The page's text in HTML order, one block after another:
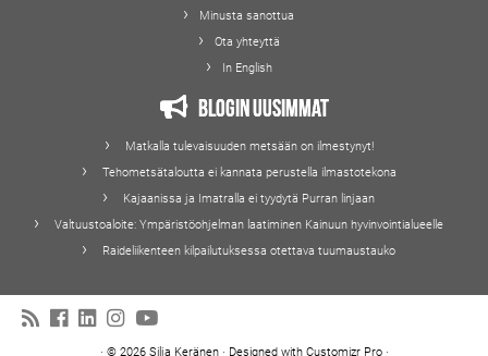
Minusta sanottua
Ota yhteyttä
In English
Blogin uusimmat
Matkalla tulevaisuuden metsään on ilmestynyt!
Tehometsätaloutta ei kannata perustella ilmastotekona
Kajaanissa ja Imatralla ei tyydytä Purran linjaan
Valtuustoaloite: Ympäristöohjelman laatiminen Kainuun hyvinvointialueelle
Raideliikenteen kilpailutuksessa otettava tuumaustauko
· © 2026 Silja Keränen· Designed with Customizr Pro·